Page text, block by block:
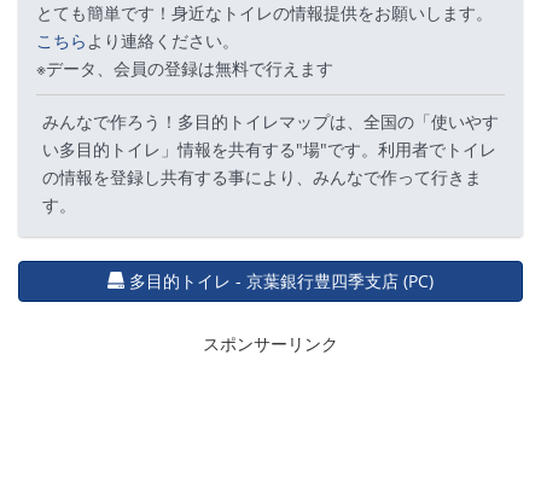
とても簡単です！身近なトイレの情報提供をお願いします。
こちらより連絡ください。
※データ、会員の登録は無料で行えます
みんなで作ろう！多目的トイレマップは、全国の「使いやす
い多目的トイレ」情報を共有する"場"です。利用者でトイレ
の情報を登録し共有する事により、みんなで作って行きま
す。
多目的トイレ - 京葉銀行豊四季支店 (PC)
スポンサーリンク